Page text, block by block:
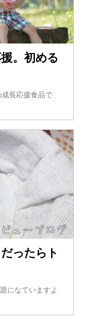
。初める
長応援食品で
ったらト
になていますよ